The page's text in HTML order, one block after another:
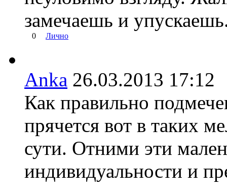
замечаешь и
0 Лично
Anka 26.03.2013
Как правильно
прячется вот в таких
сути. Отними эти
индивидуальности и